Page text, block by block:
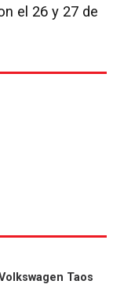
el 26 y 27 de
Taos